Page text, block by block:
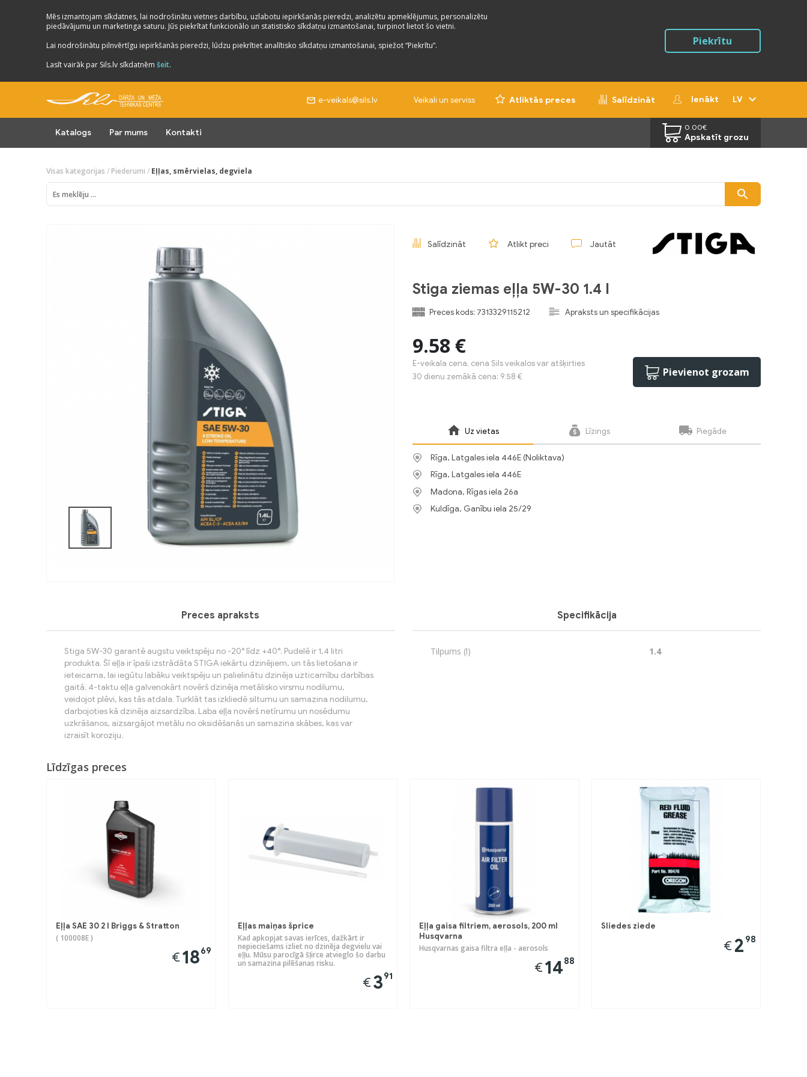
Mēs izmantojam sīkdatnes, lai nodrošinātu vietnes darbību, uzlabotu iepirkšanās pieredzi, analizētu apmeklējumus, personalizētu
piedāvājumu un marketinga saturu. Jūs piekrītat funkcionālo un statistisko sīkdatņu izmantošanai, turpinot lietot šo vietni.
Lai nodrošinātu pilnvērtīgu iepirkšanās pieredzi, lūdzu piekrītiet analītisko sīkdatņu izmantošanai, spiežot “Piekrītu”.
Lasīt vairāk par Sils.lv sīkdatnēm šeit.
Piekrītu
e-veikals@sils.lv Veikali un serviss Atliktās preces Salīdzināt Ienākt LV
Katalogs Par mums Kontakti
0.00€
Apskatīt grozu
Visas kategorijas / Piederumi / Eļļas, smērvielas, degviela
Salīdzināt Atlikt preci Jautāt
Stiga ziemas eļļa 5W-30 1.4 l
Preces kods: 7313329115212 Apraksts un specifikācijas
9.58 €
E-veikala cena, cena Sils veikalos var atšķirties
30 dienu zemākā cena: 9.58 €
Pievienot grozam
Uz vietas Līzings Piegāde
Rīga, Latgales iela 446E (Noliktava)
Rīga, Latgales iela 446E
Madona, Rīgas iela 26a
Kuldīga, Ganību iela 25/29
Preces apraksts
Stiga 5W-30 garantē augstu veiktspēju no -20° līdz +40°. Pudelē ir 1,4 litri
produkta. Šī eļļa ir īpaši izstrādāta STIGA iekārtu dzinējiem, un tās lietošana ir
ieteicama, lai iegūtu labāku veiktspēju un palielinātu dzinēja uzticamību darbības
gaitā. 4-taktu eļļa galvenokārt novērš dzinēja metālisko virsmu nodilumu,
veidojot plēvi, kas tās atdala. Turklāt tas izkliedē siltumu un samazina nodilumu,
darbojoties kā dzinēja aizsardzība. Laba eļļa novērš netīrumu un nosēdumu
uzkrāšanos, aizsargājot metālu no oksidēšanās un samazina skābes, kas var
izraisīt koroziju.
Specifikācija
Tilpums (l) 1.4
Līdzīgas preces
Eļļa SAE 30 2 l Briggs & Stratton
( 100008E )
€1869
Eļļas maiņas šprice
Kad apkopjat savas ierīces, dažkārt ir
nepieciešams izliet no dzinēja degvielu vai
eļļu. Mūsu parocīgā šļirce atvieglo šo darbu
un samazina pilēšanas risku.
€391
Eļļa gaisa filtriem, aerosols, 200 ml
Husqvarna
Husqvarnas gaisa filtra eļļa - aerosols
€1488
Sliedes ziede
€2 98